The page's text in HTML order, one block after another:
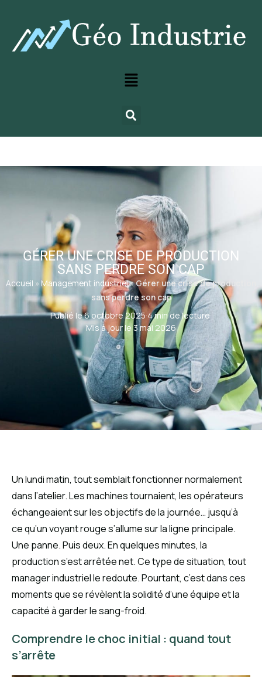
GÉRER UNE CRISE DE PRODUCTION
SANS PERDRE SON CAP
Accueil »Management industriel»Gérer une crise de production
sans perdre son cap
Publié le 6 octobre 2025·4 min de lecture·
Mis à jour le 3 mai 2026
Un lundi matin, tout semblait fonctionner normalement
dans l’atelier. Les machines tournaient, les opérateurs
échangeaient sur les objectifs de la journée… jusqu’à
ce qu’un voyant rouge s’allume sur la ligne principale.
Une panne. Puis deux. En quelques minutes, la
production s’est arrêtée net. Ce type de situation, tout
manager industriel le redoute. Pourtant, c’est dans ces
moments que se révèlent la solidité d’une équipe et la
capacité à garder le sang-froid.
Comprendre le choc initial : quand tout
s’arrête